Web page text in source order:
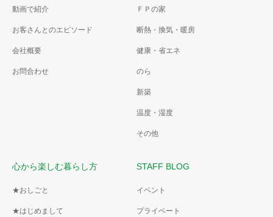
動画で紹介
お客さんとのエピソード
会社概要
お問合わせ
ＦＰの家
断熱・換気・暖房
健康・省エネ
のら
新築
温度・湿度
その他
心から楽しむ暮らし方
★おしごと
★はじめまして
STAFF BLOG
イベント
プライベート